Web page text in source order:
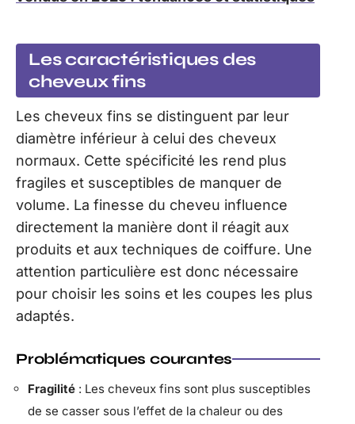
Les caractéristiques des
cheveux fins
Les cheveux fins se distinguent par leur
diamètre inférieur à celui des cheveux
normaux. Cette spécificité les rend plus
fragiles et susceptibles de manquer de
volume. La finesse du cheveu influence
directement la manière dont il réagit aux
produits et aux techniques de coiffure. Une
attention particulière est donc nécessaire
pour choisir les soins et les coupes les plus
adaptés.
Problématiques courantes
Fragilité : Les cheveux fins sont plus susceptibles
de se casser sous l’effet de la chaleur ou des